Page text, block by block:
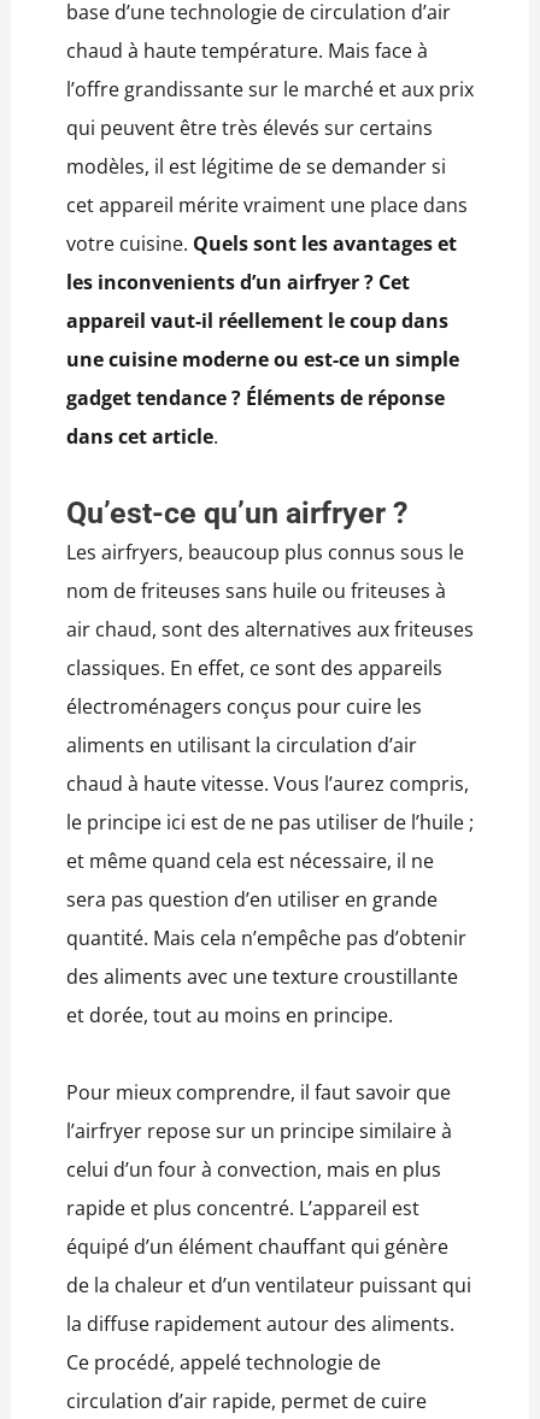
base d’une technologie de circulation d’air
chaud à haute température. Mais face à
l’offre grandissante sur le marché et aux prix
qui peuvent être très élevés sur certains
modèles, il est légitime de se demander si
cet appareil mérite vraiment une place dans
votre cuisine. Quels sont les avantages et
les inconvenients d’un airfryer ? Cet
appareil vaut-il réellement le coup dans
une cuisine moderne ou est-ce un simple
gadget tendance ? Éléments de réponse
dans cet article.
Qu’est-ce qu’un airfryer ?
Les airfryers, beaucoup plus connus sous le
nom de friteuses sans huile ou friteuses à
air chaud, sont des alternatives aux friteuses
classiques. En effet, ce sont des appareils
électroménagers conçus pour cuire les
aliments en utilisant la circulation d’air
chaud à haute vitesse. Vous l’aurez compris,
le principe ici est de ne pas utiliser de l’huile ;
et même quand cela est nécessaire, il ne
sera pas question d’en utiliser en grande
quantité. Mais cela n’empêche pas d’obtenir
des aliments avec une texture croustillante
et dorée, tout au moins en principe.
Pour mieux comprendre, il faut savoir que
l’airfryer repose sur un principe similaire à
celui d’un four à convection, mais en plus
rapide et plus concentré. L’appareil est
équipé d’un élément chauffant qui génère
de la chaleur et d’un ventilateur puissant qui
la diffuse rapidement autour des aliments.
Ce procédé, appelé technologie de
circulation d’air rapide, permet de cuire